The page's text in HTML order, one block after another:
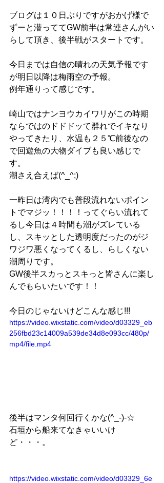
ブログは１０日ぶりですがおかげ様で
ずーと潜っててGW前半は常連さんがい
らして頂き、後半戦がスタートです。
今日までは自信の晴れの天気予報です
が明日以降は梅雨空の予報。
例年通りって感じです。
崎山ではナンヨウカイワリがこの時期
ならではのドドドッて群れでイキなり
やってきたり、水温も２５℃前後なの
で回遊魚の大物ダイブも良い感じで
す。
潮さえ合えば(^_^;)
一昨日は湾内でも普段流れないポイン
トでマジッ！！！！ってぐらい流れて
るし今日は４時間も潮がズレている
し、スキッとした透明度だったのがジ
ワジワ悪くなってくるし、らしくない
潮周りです。
GW後半スカっとスキっと皆さんに楽し
んでもらいたいです！！
今日のじゃないけどこんな感じ!!!
https://video.wixstatic.com/video/d03329_eb
256fbd23c14009a539de34d8e093cc/480p/
mp4/file.mp4
後半はマンタ何回行くかな(^_-)-☆
石垣から船来てなきゃいいけ
ど・・・。
https://video.wixstatic.com/video/d03329_6e